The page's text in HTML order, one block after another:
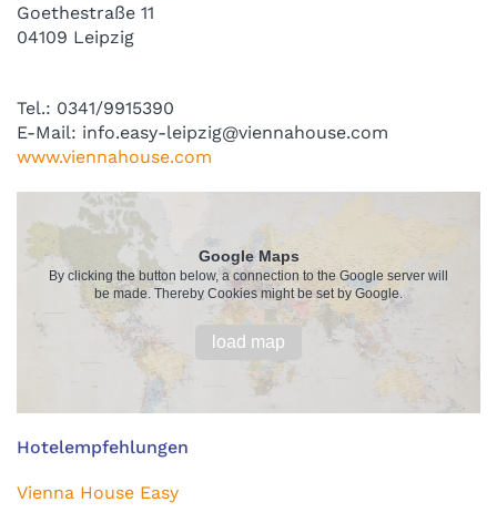
Goethestraße 11
04109 Leipzig
Tel.: 0341/9915390
E-Mail: info.easy-leipzig@viennahouse.com
www.viennahouse.com
Google Maps
By clicking the button below, a connection to the Google server will
be made. Thereby Cookies might be set by Google.
load map
Hotelempfehlungen
Vienna House Easy